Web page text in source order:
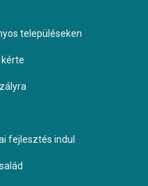
településeken
fejlesztés indul